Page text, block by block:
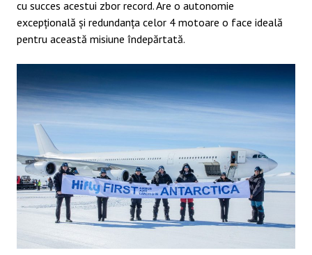
cu succes acestui zbor record. Are o autonomie
excepțională și redundanța celor 4 motoare o face ideală
pentru această misiune îndepărtată.